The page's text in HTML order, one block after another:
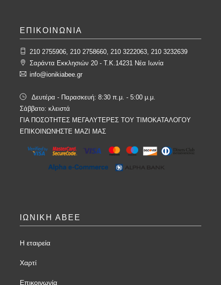
ΕΠΙΚΟΙΝΩΝΙΑ
210 2755906, 210 2758660, 210 3222063, 210 3232639
Σαράντα Εκκλησιών 20 - T.K.14231 Νέα Ιωνία
info@ionikiabee.gr
Δευτέρα - Παρασκευή: 8:30 π.μ. - 5:00 μ.μ.
Σάββατο: κλειστά
ΓΙΑ ΠΟΣΟΤΗΤΕΣ ΜΕΓΑΛΥΤΕΡΕΣ ΤΟΥ ΤΙΜΟΚΑΤΑΛΟΓΟΥ
ΕΠΙΚΟΙΝΩΝΗΣΤΕ ΜΑΖΙ ΜΑΣ
ΙΩΝΙΚΗ ΑΒΕΕ
Η εταιρεία
Χαρτί
Επικοινωνία